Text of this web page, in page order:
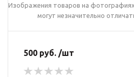
Изображения товаров на
могут незначительно
500 руб. /шт